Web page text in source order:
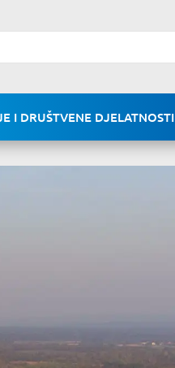
I DRUŠTVENE DJELATNOSTI